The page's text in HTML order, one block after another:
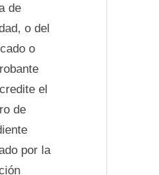
de
o del
o
el
de
por la